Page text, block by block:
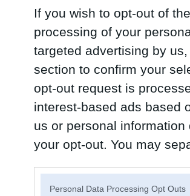
If you wish to opt-out of
processing of your
targeted advertising by
section to confirm your
opt-out request is
interest-based ads based
us or personal
your opt-out. You may
Personal Data Processing Opt Outs